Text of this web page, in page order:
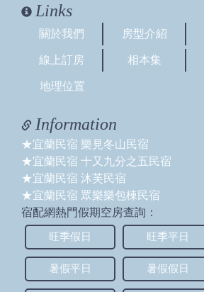
Robin
主題：
代訂烤肉費QA
可菜多)
bbq/
訪客：
J先生
主題：
訂房問題
內容：
8/10-8/11還有房？
回覆：
象彎彎8/10目前沒有了喔
您有幾位要包棟呢
訪客：
J先生
主題：
訂房問題
Links
關於我們 房型介紹
線上訂房 相本集
地理位置
Information
★宜蘭民宿 樂見冬山民宿
★宜蘭民宿 十又九分之五民宿
★宜蘭民宿 沐芙民宿
★宜蘭民宿 眾樂樂包棟民宿
宿配網熱門假期空房查詢：
旺季假日 旺季平日
暑假平日 暑假假日